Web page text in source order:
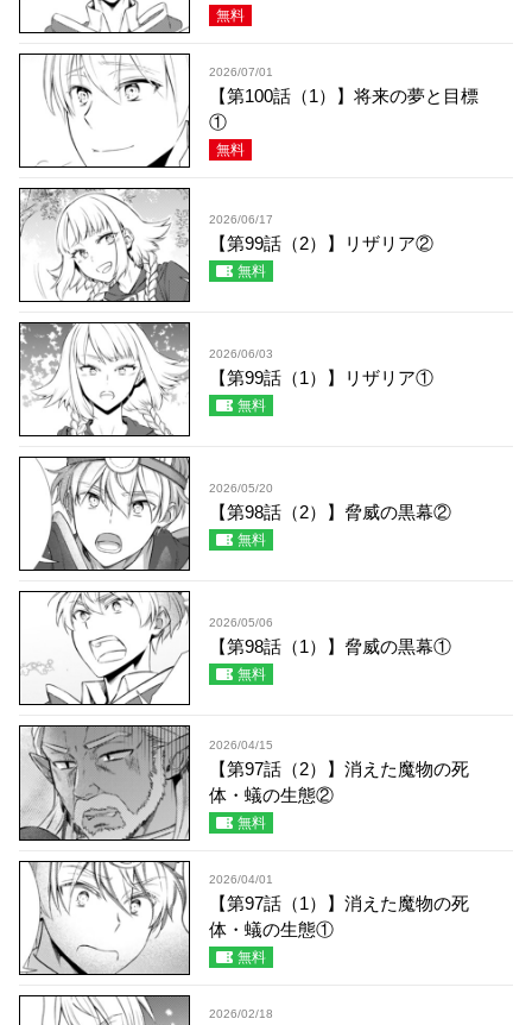
無料
2026/07/01
【第100話（1）】将来の夢と目標
①
無料
2026/06/17
【第99話（2）】リザリア②
無料
2026/06/03
【第99話（1）】リザリア①
無料
2026/05/20
【第98話（2）】脅威の黒幕②
無料
2026/05/06
【第98話（1）】脅威の黒幕①
無料
2026/04/15
【第97話（2）】消えた魔物の死
体・蟻の生態②
無料
2026/04/01
【第97話（1）】消えた魔物の死
体・蟻の生態①
無料
2026/02/18